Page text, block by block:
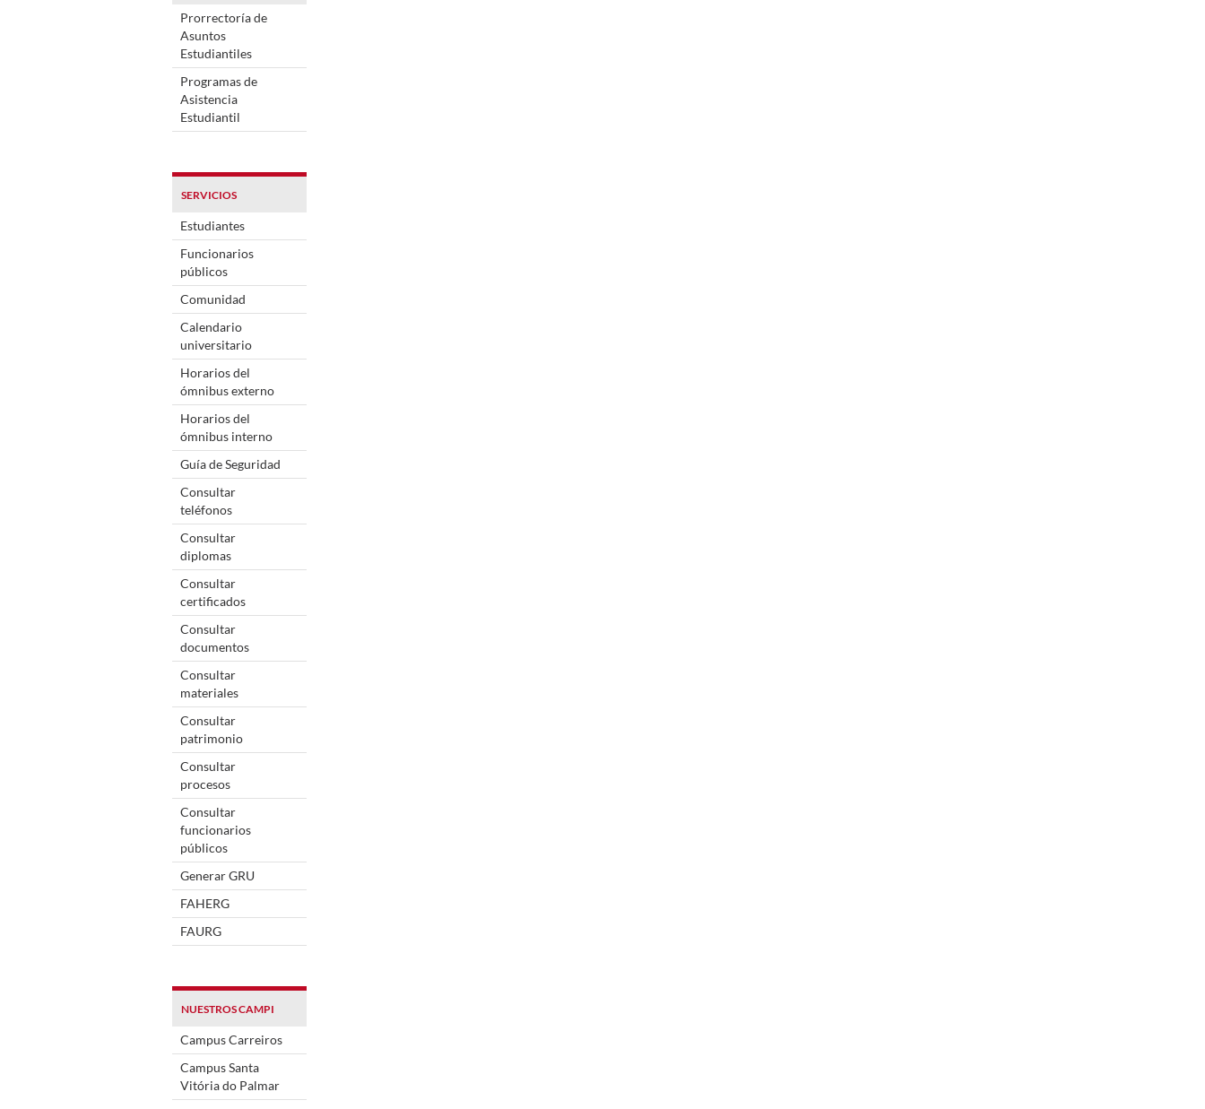
Prorrectoría de
Asuntos
Estudiantiles
Programas de
Asistencia
Estudiantil
SERVICIOS
Estudiantes
Funcionarios
públicos
Comunidad
Calendario
universitario
Horarios del
ómnibus externo
Horarios del
ómnibus interno
Guía de Seguridad
Consultar
teléfonos
Consultar
diplomas
Consultar
certificados
Consultar
documentos
Consultar
materiales
Consultar
patrimonio
Consultar
procesos
Consultar
funcionarios
públicos
Generar GRU
FAHERG
FAURG
NUESTROS CAMPI
Campus Carreiros
Campus Santa
Vitória do Palmar